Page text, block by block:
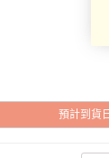
預計到貨